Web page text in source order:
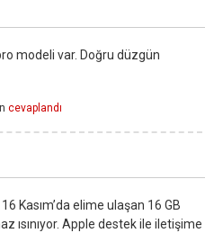
modeli var. Doğru düzgün
cevaplandı
Kasım’da elime ulaşan 16 GB
ısınıyor. Apple destek ile iletişime